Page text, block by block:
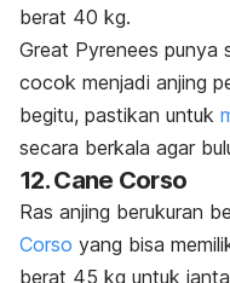
berat 40 kg.
Great Pyrenees punya
cocok menjadi anjing
begitu, pastikan untuk
secara berkala agar
12. Cane Corso
Ras anjing berukuran
Corso yang bisa
berat 45 kg untuk